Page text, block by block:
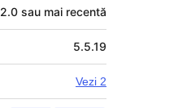
2.0 sau mai recentă
5.5.19
Vezi 2